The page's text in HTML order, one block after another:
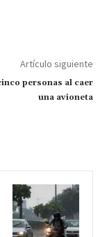
Artículo siguiente
personas al caer
una avioneta